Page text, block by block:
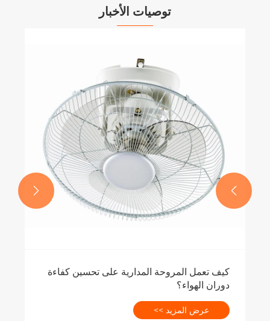
توصيات الأخبار
كيف تعمل المروحة المدارية على تحسين كفاءة
دوران الهواء؟
عرض المزيد >>

